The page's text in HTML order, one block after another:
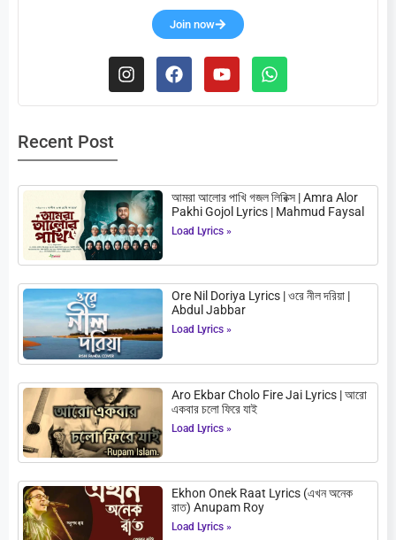
Join now
Recent Post
আমরা আলোর পাখি গজল লিরিক্স | Amra Alor
Pakhi Gojol Lyrics | Mahmud Faysal
Load Lyrics »
Ore Nil Doriya Lyrics | ওরে নীল দরিয়া |
Abdul Jabbar
Load Lyrics »
Aro Ekbar Cholo Fire Jai Lyrics | আরো
একবার চলো ফিরে যাই
Load Lyrics »
Ekhon Onek Raat Lyrics (এখন অনেক
রাত) Anupam Roy
Load Lyrics »